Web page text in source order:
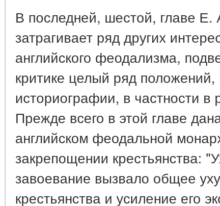
В последней, шестой, главе Е.
затрагивает ряд других
английского феодализма,
критике целый ряд
историографии, в частности в
Прежде всего в этой главе
английском феодальной
закрепощении крестьянства:
завоевание вызвало общее
крестьянства и усиление его